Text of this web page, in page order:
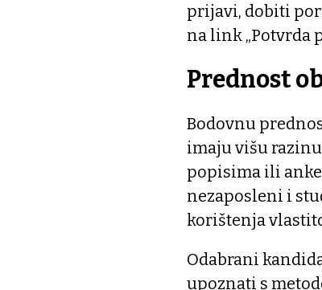
prijavi, dobiti
na link „Potvrda
Prednost
Bodovnu
imaju višu
popisima ili
nezaposleni i
korištenja
Odabrani
upoznati s